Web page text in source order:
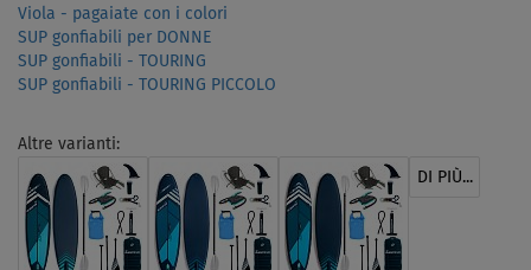
Viola - pagaiate con i colori
SUP gonfiabili per DONNE
SUP gonfiabili - TOURING
SUP gonfiabili - TOURING PICCOLO
Altre varianti:
DI PIÙ...